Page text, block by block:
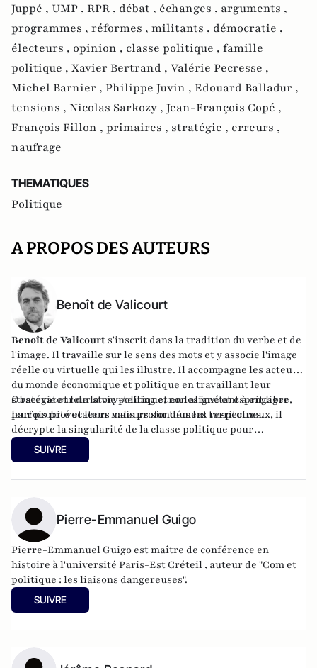
Juppé , UMP , RPR , débat , échanges , arguments ,
programmes , réformes , militants , démocratie ,
électeurs , opinion , classe politique , famille
politique , Xavier Bertrand , Valérie Pecresse ,
Michel Barnier , Philippe Juvin , Edouard Balladur ,
tensions , Nicolas Sarkozy , Jean-François Copé ,
François Fillon , primaires , stratégie , erreurs ,
naufrage
THEMATIQUES
Politique
A PROPOS DES AUTEURS
Benoît de Valicourt
Benoît de Valicourt s’inscrit dans la tradition du verbe et de
l'image. Il travaille sur le sens des mots et y associe l'image
réelle ou virtuelle qui les illustre. Il accompagne les acteurs
du monde économique et politique en travaillant leur
stratégie et leur story-telling et en les invitant à engager
leur probité et leurs valeurs sur tous les territoires.
Observateur de la vie politique, non aligné et esprit libre,
parfois provocateur mais profondément respectueux, il
décrypte la singularité de la classe politique pour
atlantico.fr et est éditorialiste à
SUIVRE
Pierre-Emmanuel Guigo
Pierre-Emmanuel Guigo est maître de conférence en
histoire à l'université Paris-Est Créteil , auteur de "Com et
politique : les liaisons dangereuses".
SUIVRE